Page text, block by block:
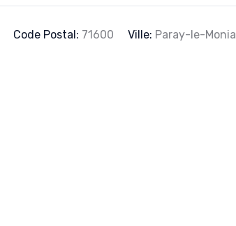
Code Postal: 71600 Ville: Paray-le-Monial